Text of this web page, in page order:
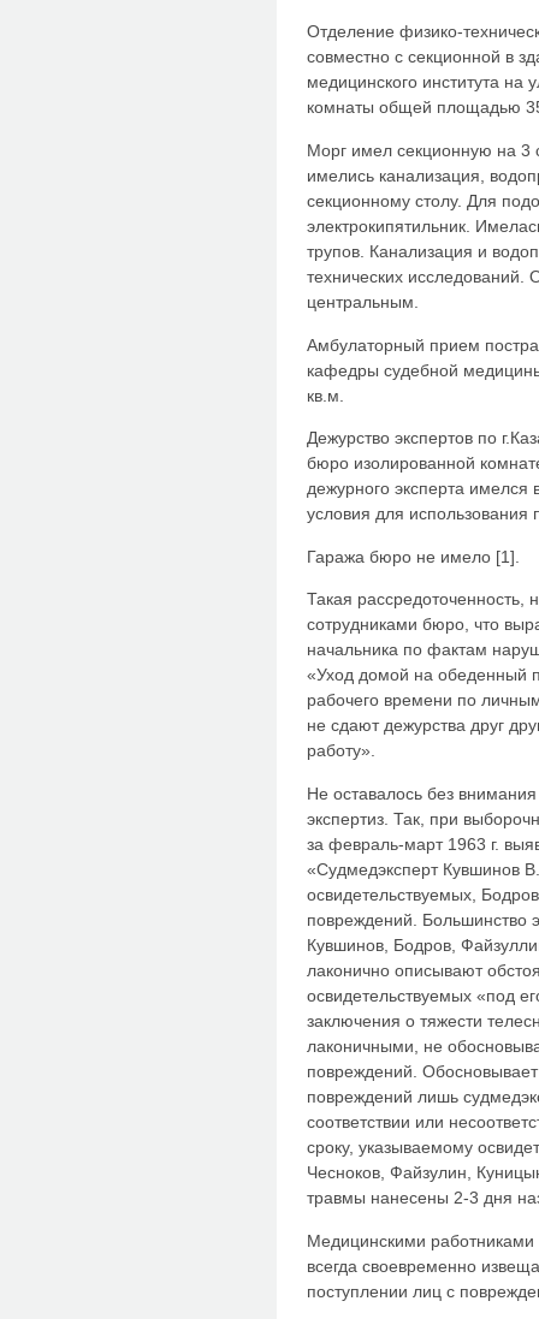
Отделение физико-
совместно с секционной в
медицинского института на
комнаты общей площадью
Морг имел секционную на 3
имелись канализация,
секционному столу. Для
электрокипятильник.
трупов. Канализация и
технических
центральным.
Амбулаторный прием
кафедры судебной
кв.м.
Дежурство экспертов по
бюро изолированной
дежурного эксперта
условия для использования
Гаража бюро не имело [1].
Такая рассредоточенность,
сотрудниками бюро, что
начальника по фактам
«Уход домой на обеденный
рабочего времени по
не сдают дежурства друг
работу».
Не оставалось без
экспертиз. Так, при
за февраль-март 1963 г.
«Судмедэксперт Кувшинов
освидетельствуемых,
повреждений. Большинство
Кувшинов, Бодров,
лаконично описывают
освидетельствуемых «под
заключения о тяжести
лаконичными, не
повреждений.
повреждений лишь
соответствии или
сроку, указываемому
Чесноков, Файзулин,
травмы нанесены 2-3 дня
Медицинскими работниками
всегда своевременно
поступлении лиц с